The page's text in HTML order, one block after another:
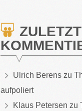
ZULETZT
Ulrich Berenszu
aufpoliert
Klaus Petersen zu